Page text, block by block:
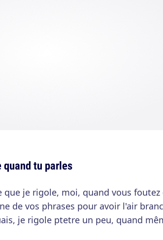
tu parles
que je rigole, moi, quand vous foutez
de vos phrases pour avoir l'air
je rigole ptetre un peu, quand